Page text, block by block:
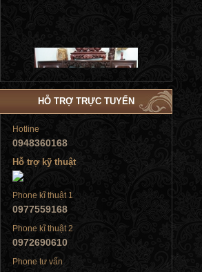
Tủ đứng
Tủ đứng
Tủ đứng
HỖ TRỢ TRỰC TUYẾN
Hotline
0948360168
Hỗ trợ kỹ thuật
Phone kĩ thuật 1
0977559168
Phone kĩ thuật 2
0972690610
Phone tư vấn